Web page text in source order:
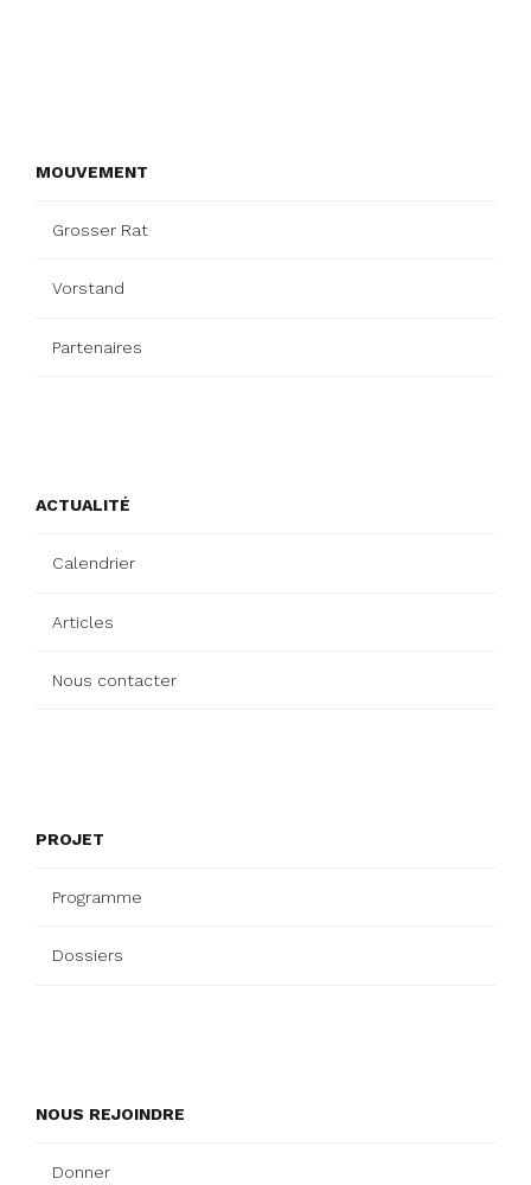
MOUVEMENT
Grosser Rat
Vorstand
Partenaires
ACTUALITÉ
Calendrier
Articles
Nous contacter
PROJET
Programme
Dossiers
NOUS REJOINDRE
Donner